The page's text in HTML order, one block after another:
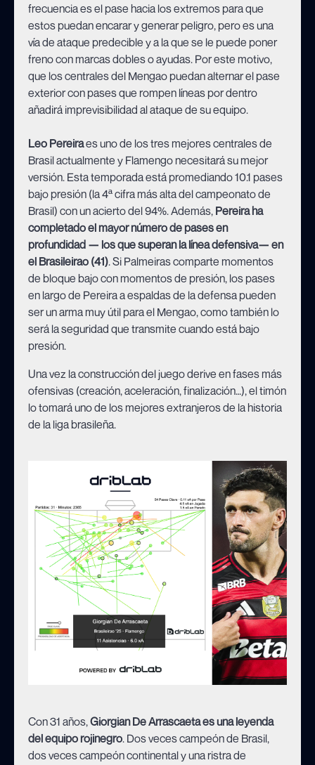
frecuencia es el pase hacia los extremos para que
estos puedan encarar y generar peligro, pero es una
vía de ataque predecible y a la que se le puede poner
freno con marcas dobles o ayudas. Por este motivo,
que los centrales del Mengao puedan alternar el pase
exterior con pases que rompen líneas por dentro
añadirá imprevisibilidad al ataque de su equipo.
Leo Pereiraes uno de los tres mejores centrales de
Brasil actualmente y Flamengo necesitará su mejor
versión. Esta temporada está promediando 10.1 pases
bajo presión (la 4ª cifra más alta del campeonato de
Brasil) con un acierto del 94%. Además, Pereira ha
completado el mayor número de pases en
profundidad — los que superan la línea defensiva— en
el Brasileirao (41). Si Palmeiras comparte momentos
de bloque bajo con momentos de presión, los pases
en largo de Pereira a espaldas de la defensa pueden
ser un arma muy útil para el Mengao, como también lo
será la seguridad que transmite cuando está bajo
presión.
Una vez la construcción del juego derive en fases más
ofensivas (creación, aceleración, finalización…), el timón
lo tomará uno de los mejores extranjeros de la historia
de la liga brasileña.
Con 31 años,Giorgian De Arrascaeta es una leyenda
del equipo rojinegro. Dos veces campeón de Brasil,
dos veces campeón continental y una ristra de